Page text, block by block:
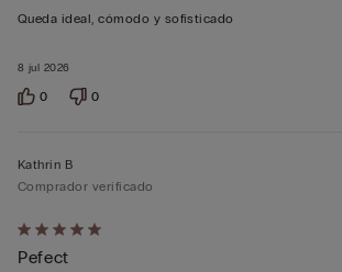
5
5
8 jul 2026
Queda ideal, cómodo y sofisticado
0 0
Calificación
de
Kathrin B
Comprador verificado
Pefect